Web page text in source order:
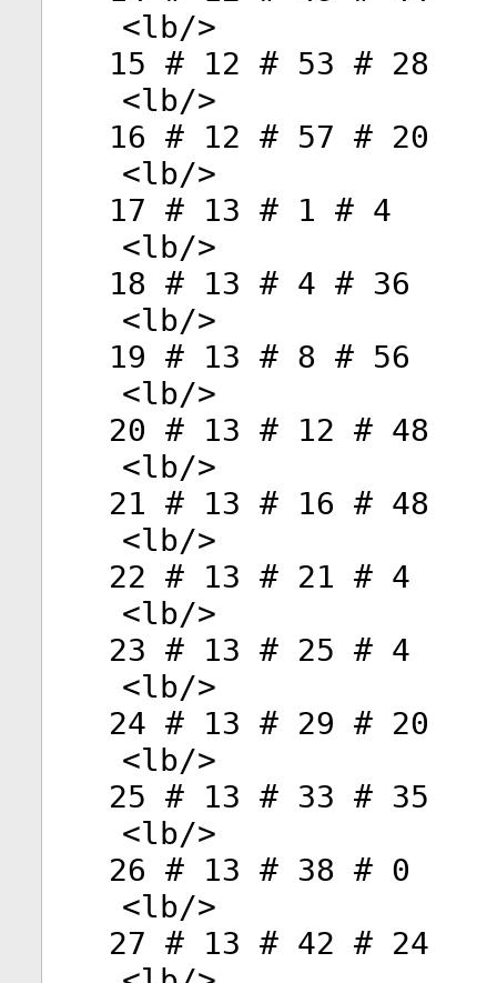
<lb/>
15 # 12 # 53 # 28
<lb/>
16 # 12 # 57 # 20
<lb/>
17 # 13 # 1 # 4
<lb/>
18 # 13 # 4 # 36
<lb/>
19 # 13 # 8 # 56
<lb/>
20 # 13 # 12 # 48
<lb/>
21 # 13 # 16 # 48
<lb/>
22 # 13 # 21 # 4
<lb/>
23 # 13 # 25 # 4
<lb/>
24 # 13 # 29 # 20
<lb/>
25 # 13 # 33 # 35
<lb/>
26 # 13 # 38 # 0
<lb/>
27 # 13 # 42 # 24